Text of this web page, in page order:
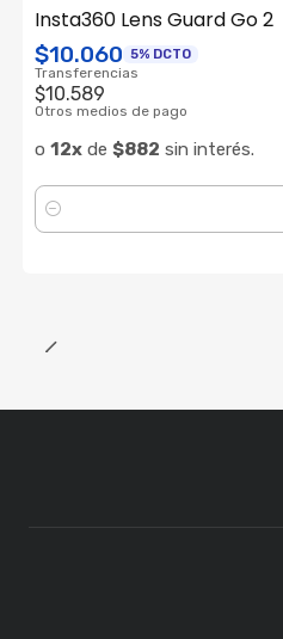
Insta360 Lens Guard Go 2
$10.060 5% DCTO
Transferencias
$10.589
Otros medios de pago
o 12xde $882 sin interés.
Cantidad